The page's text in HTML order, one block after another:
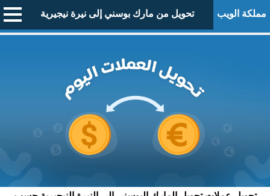
مملكة الويب تحويل من مارك بوسني إلى نيرة نيجيرية